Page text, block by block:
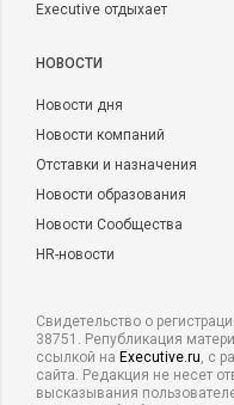
Executive отдыхает
НОВОСТИ
Новости дня
Новости компаний
Отставки и назначения
Новости образования
Новости Сообщества
HR-новости
Свидетельство о
38751. Републикация
ссылкой на Executive.ru, с
сайта. Редакция не несет
высказывания